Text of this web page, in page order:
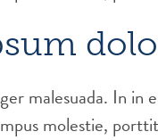
malesuada. In in
molestie,